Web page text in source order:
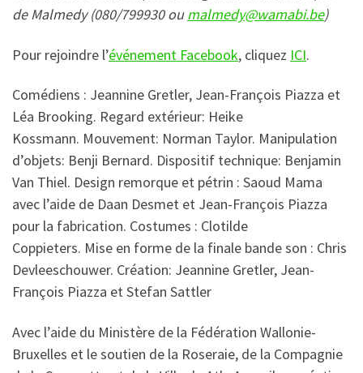
de Malmedy (080/799930 oumalmedy@wamabi.be)
Pour rejoindre l’événement Facebook, cliquez ICI.
Comédiens : Jeannine Gretler, Jean-François Piazza et
Léa Brooking. Regard extérieur: Heike
Kossmann. Mouvement: Norman Taylor. Manipulation
d’objets: Benji Bernard. Dispositif technique: Benjamin
Van Thiel. Design remorque et pétrin : Saoud Mama
avec l’aide de Daan Desmet et Jean-François Piazza
pour la fabrication. Costumes : Clotilde
Coppieters. Mise en forme de la finale bande son : Chris
Devleeschouwer. Création: Jeannine Gretler, Jean-
François Piazza et Stefan Sattler
Avec l’aide du Ministère de la Fédération Wallonie-
Bruxelles et le soutien de la Roseraie, de la Compagnie